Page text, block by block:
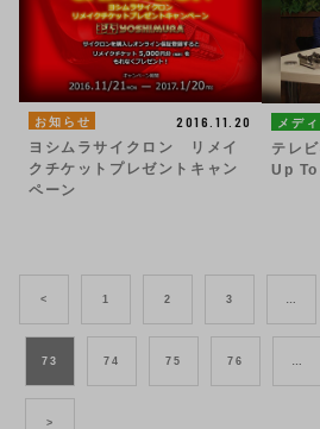
お知らせ
2016.11.20
ヨシムラサイクロン リメイ
クチケットプレゼントキャン
ペーン
メデ
テレ
Up To
< 1 2 3 …
73 74 75 76 …
>